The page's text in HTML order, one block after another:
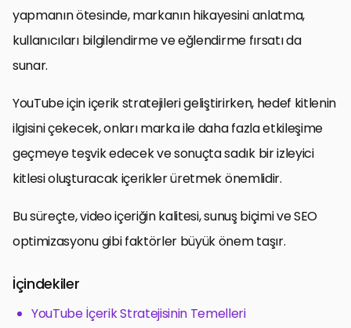
yapmanın ötesinde, markanın hikayesini anlatma,
kullanıcıları bilgilendirme ve eğlendirme fırsatı da
sunar.
YouTube için içerik stratejileri geliştirirken, hedef kitlenin
ilgisini çekecek, onları marka ile daha fazla etkileşime
geçmeye teşvik edecek ve sonuçta sadık bir izleyici
kitlesi oluşturacak içerikler üretmek önemlidir.
Bu süreçte, video içeriğin kalitesi, sunuş biçimi ve SEO
optimizasyonu gibi faktörler büyük önem taşır.
İçindekiler
YouTube İçerik Stratejisinin Temelleri